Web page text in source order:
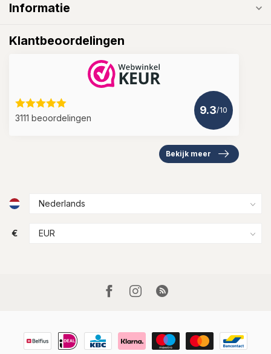
Informatie
Klantbeoordelingen
3111 beoordelingen
9.3/10
Bekijk meer
€